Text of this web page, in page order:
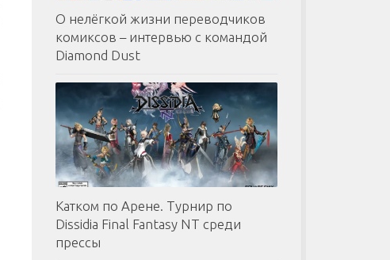
О нелёгкой жизни переводчиков
комиксов – интервью с командой
Diamond Dust
Катком по Арене. Турнир по
Dissidia Final Fantasy NT среди
прессы